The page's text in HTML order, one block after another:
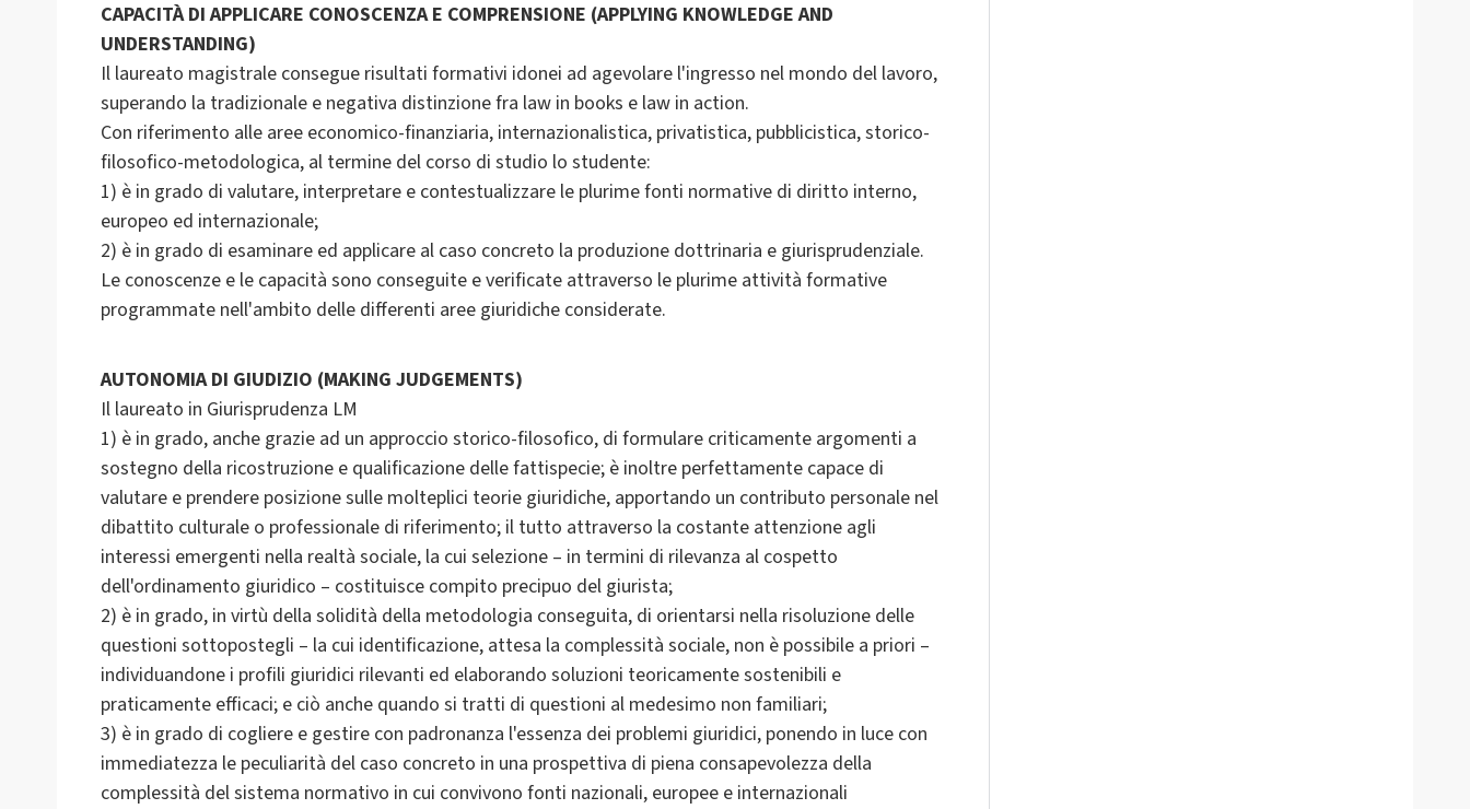
CAPACITÀ DI APPLICARE CONOSCENZA E COMPRENSIONE (APPLYING KNOWLEDGE AND
UNDERSTANDING)
Il laureato magistrale consegue risultati formativi idonei ad agevolare l'ingresso nel mondo del lavoro,
superando la tradizionale e negativa distinzione fra law in books e law in action.
Con riferimento alle aree economico-finanziaria, internazionalistica, privatistica, pubblicistica, storico-
filosofico-metodologica, al termine del corso di studio lo studente:
1) è in grado di valutare, interpretare e contestualizzare le plurime fonti normative di diritto interno,
europeo ed internazionale;
2) è in grado di esaminare ed applicare al caso concreto la produzione dottrinaria e giurisprudenziale.
Le conoscenze e le capacità sono conseguite e verificate attraverso le plurime attività formative
programmate nell'ambito delle differenti aree giuridiche considerate.
AUTONOMIA DI GIUDIZIO (MAKING JUDGEMENTS)
Il laureato in Giurisprudenza LM
1) è in grado, anche grazie ad un approccio storico-filosofico, di formulare criticamente argomenti a
sostegno della ricostruzione e qualificazione delle fattispecie; è inoltre perfettamente capace di
valutare e prendere posizione sulle molteplici teorie giuridiche, apportando un contributo personale nel
dibattito culturale o professionale di riferimento; il tutto attraverso la costante attenzione agli
interessi emergenti nella realtà sociale, la cui selezione – in termini di rilevanza al cospetto
dell'ordinamento giuridico – costituisce compito precipuo del giurista;
2) è in grado, in virtù della solidità della metodologia conseguita, di orientarsi nella risoluzione delle
questioni sottopostegli – la cui identificazione, attesa la complessità sociale, non è possibile a priori –
individuandone i profili giuridici rilevanti ed elaborando soluzioni teoricamente sostenibili e
praticamente efficaci; e ciò anche quando si tratti di questioni al medesimo non familiari;
3) è in grado di cogliere e gestire con padronanza l'essenza dei problemi giuridici, ponendo in luce con
immediatezza le peculiarità del caso concreto in una prospettiva di piena consapevolezza della
complessità del sistema normativo in cui convivono fonti nazionali, europee e internazionali